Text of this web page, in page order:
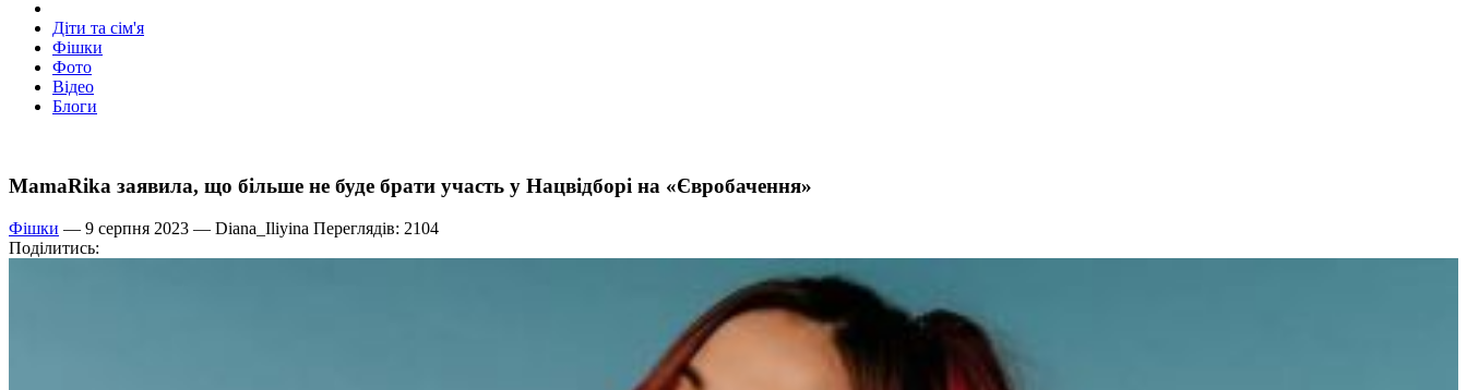
Діти та сім'я
Фішки
Фото
Відео
Блоги
MamaRika заявила, що більше не буде брати участь у Нацвідборі на «Євробачення»
Фішки — 9 серпня 2023 — Diana_Iliyina Переглядів: 2104
Поділитись: